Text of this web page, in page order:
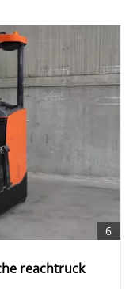
6
reachtruck